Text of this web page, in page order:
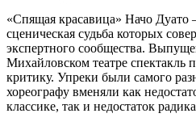
«Спящая красавица» Начо Дуато
сценическая судьба которых
экспертного сообщества.
Михайловском театре спектакль
критику. Упреки были самого
хореографу вменяли как
классике, так и недостаток